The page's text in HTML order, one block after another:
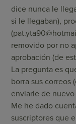
dice nunca le
si le llegaban),
(
removido por no
aprobación (de
La pregunta es
borra sus correos
enviarle de
Me he dado
suscriptores que